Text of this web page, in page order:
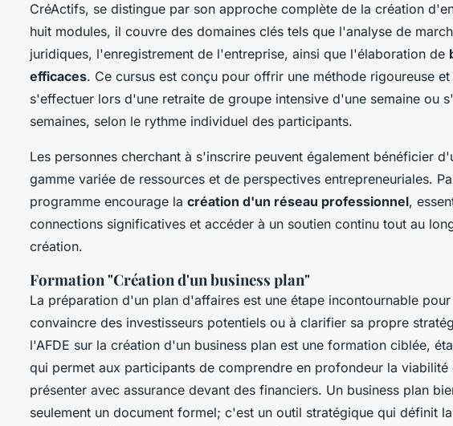
CréActifs, se distingue par son approche complète de la création
huit modules, il couvre des domaines clés tels que l'analyse de
juridiques, l'enregistrement de l'entreprise, ainsi que l'élaboration de
efficaces. Ce cursus est conçu pour offrir une méthode rigoureuse
s'effectuer lors d'une retraite de groupe intensive d'une semaine ou
semaines, selon le rythme individuel des participants.
Les personnes cherchant à s'inscrire peuvent également bénéficier
gamme variée de ressources et de perspectives entrepreneuriales.
programme encourage la création d'un réseau professionnel,
connections significatives et accéder à un soutien continu tout au
création.
Formation "Création d'un business plan"
La préparation d'un plan d'affaires est une étape incontournable
convaincre des investisseurs potentiels ou à clarifier sa propre
l'AFDE sur la création d'un business plan est une formation ciblée,
qui permet aux participants de comprendre en profondeur la
présenter avec assurance devant des financiers. Un business plan
seulement un document formel; c'est un outil stratégique qui définit